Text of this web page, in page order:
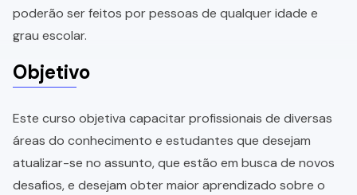
poderão ser feitos por pessoas de qualquer idade e
grau escolar.
Objetivo
Este curso objetiva capacitar profissionais de diversas
áreas do conhecimento e estudantes que desejam
atualizar-se no assunto, que estão em busca de novos
desafios, e desejam obter maior aprendizado sobre o